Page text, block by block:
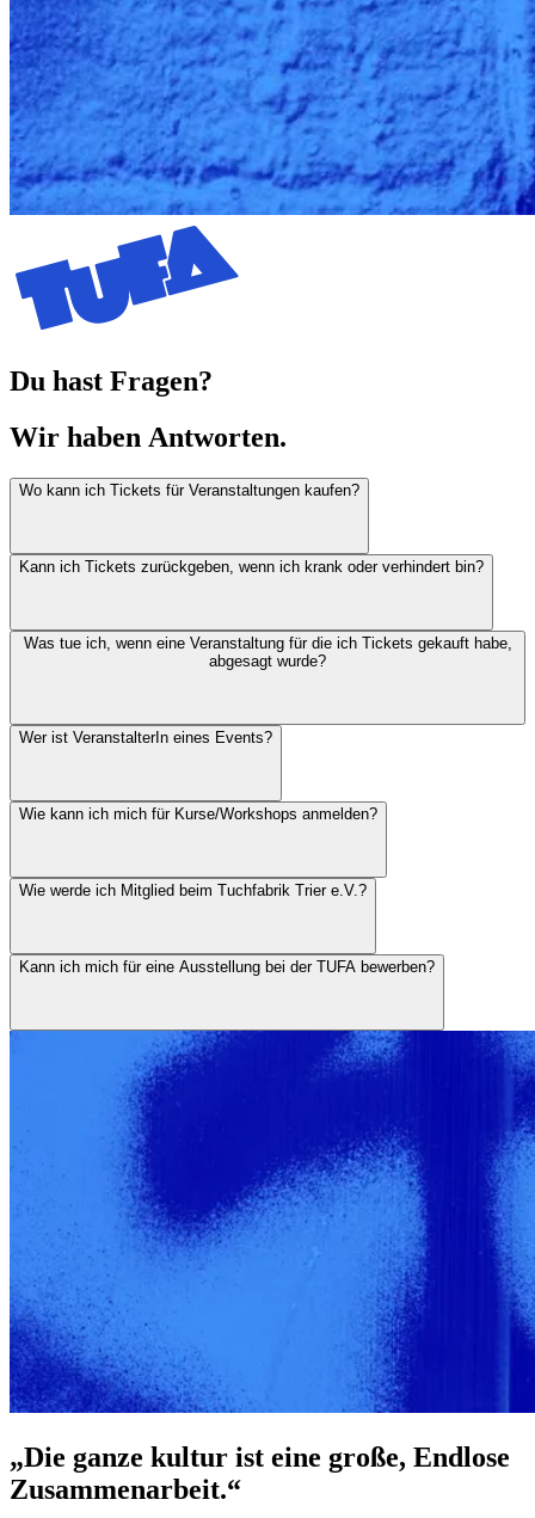
Du hast Fragen?
Wir haben Antworten.
Wo kann ich Tickets für Veranstaltungen kaufen?
Kann ich Tickets zurückgeben, wenn ich krank oder verhindert bin?
Was tue ich, wenn eine Veranstaltung für die ich Tickets gekauft habe,
abgesagt wurde?
Wer ist VeranstalterIn eines Events?
Wie kann ich mich für Kurse/Workshops anmelden?
Wie werde ich Mitglied beim Tuchfabrik Trier e.V.?
Kann ich mich für eine Ausstellung bei der TUFA bewerben?
„Die ganze kultur ist eine große, Endlose
Zusammenarbeit.“